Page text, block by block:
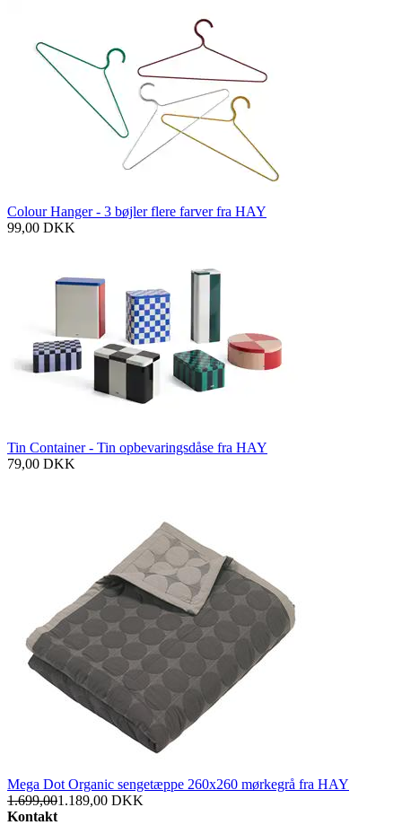
Colour Hanger - 3 bøjler flere farver fra HAY
99,00 DKK
Tin Container - Tin opbevaringsdåse fra HAY
79,00 DKK
Mega Dot Organic sengetæppe 260x260 mørkegrå fra HAY
1.699,001.189,00 DKK
Kontakt